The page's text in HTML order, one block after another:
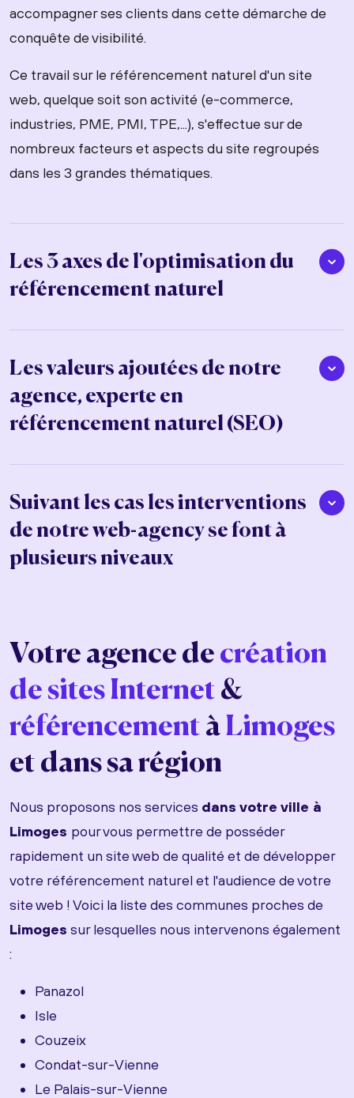
accompagner ses clients dans cette démarche de
conquête de visibilité.
Ce travail sur le référencement naturel d'un site
web, quelque soit son activité (e-commerce,
industries, PME, PMI, TPE,...), s'effectue sur de
nombreux facteurs et aspects du site regroupés
dans les 3 grandes thématiques.
Les 3 axes de l'optimisation du
référencement naturel
Les valeurs ajoutées de notre
agence, experte en
référencement naturel (SEO)
Suivant les cas les interventions
de notre web-agency se font à
plusieurs niveaux
Votre agence de création
de sites Internet &
référencement àLimoges
et dans sa région
Nous proposons nos services dans votre ville à
Limoges pour vous permettre de posséder
rapidement un site web de qualité et de développer
votre référencement naturel et l'audience de votre
site web ! Voici la liste des communes proches de
Limoges sur lesquelles nous intervenons également
:
Panazol
Isle
Couzeix
Condat-sur-Vienne
Le Palais-sur-Vienne